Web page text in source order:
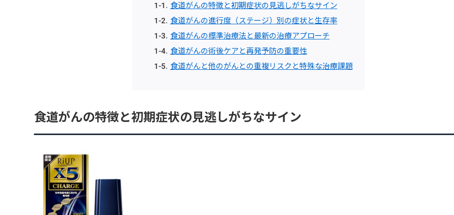
食道がんの特徴と初期症状の見逃しがちなサイン
食道がんの進行度（ステージ）別の症状と生存率
食道がんの標準治療法と最新の治療アプローチ
食道がんの術後ケアと再発予防の重要性
食道がんと他のがんとの重複リスクと特殊な治療課題
食道がんの特徴と初期症状の見逃しがちなサイン